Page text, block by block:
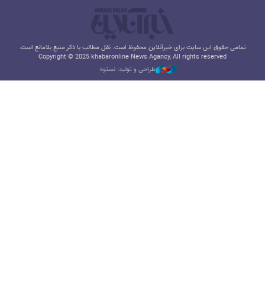
تمامی حقوق این سایت برای خبرآنلاین محفوظ است. نقل مطالب با ذکر منبع بلامانع است.
Copyright © 2025 khabaronline News Agancy, All rights reserved
طراحی و تولید: نستوه